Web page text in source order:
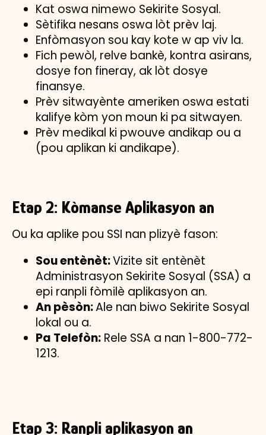
Kat oswa nimewo Sekirite Sosyal.
Sètifika nesans oswa lòt prèv laj.
Enfòmasyon sou kay kote w ap viv la.
Fich pewòl, relve bankè, kontra asirans,
dosye fon fineray, ak lòt dosye
finansye.
Prèv sitwayènte ameriken oswa estati
kalifye kòm yon moun ki pa sitwayen.
Prèv medikal ki pwouve andikap ou a
(pou aplikan ki andikape).
Etap 2: Kòmanse Aplikasyon an
Ou ka aplike pou SSI nan plizyè fason:
Sou entènèt:Vizite sit entènèt
Administrasyon Sekirite Sosyal (SSA) a
epi ranpli fòmilè aplikasyon an.
An pèsòn:Ale nan biwo Sekirite Sosyal
lokal ou a.
Pa Telefòn: Rele SSA a nan 1-800-772-
1213.
Etap 3: Ranpli aplikasyon an